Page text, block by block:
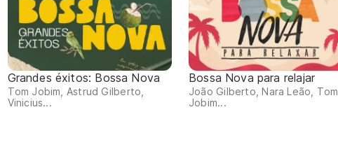
Grandes éxitos: Bossa Nova
Tom Jobim, Astrud Gilberto,
Vinicius...
Bossa Nova para relajar
João Gilberto, Nara Leão, Tom
Jobim...